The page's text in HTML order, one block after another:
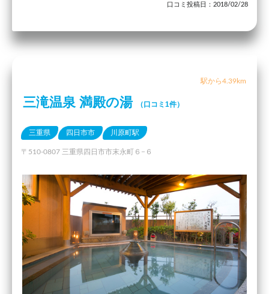
口コミ投稿日：2018/02/28
駅から4.39km
三滝温泉 満殿の湯 （口コミ1件）
三重県 四日市市 川原町駅
〒510-0807 三重県四日市市末永町６−６